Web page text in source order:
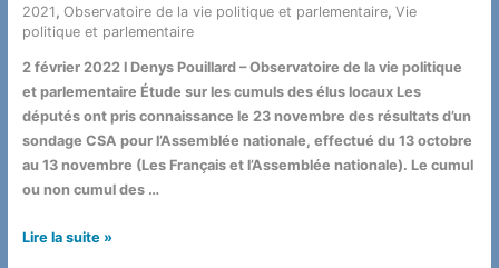
2021, Observatoire de la vie politique et parlementaire, Vie
politique et parlementaire/ Par
2 février 2022 l Denys Pouillard – Observatoire de la vie politique
et parlementaire Étude sur les cumuls des élus locaux Les
députés ont pris connaissance le 23 novembre des résultats d’un
sondage CSA pour l’Assemblée nationale, effectué du 13 octobre
au 13 novembre (Les Français et l’Assemblée nationale). Le cumul
ou non cumul des …
Trois
Lire la suite »